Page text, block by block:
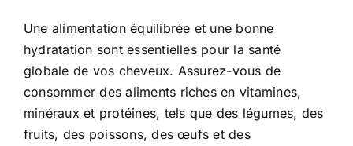
Une alimentation équilibrée et une bonne
hydratation sont essentielles pour la santé
globale de vos cheveux. Assurez-vous de
consommer des aliments riches en vitamines,
minéraux et protéines, tels que des légumes, des
fruits, des poissons, des œufs et des